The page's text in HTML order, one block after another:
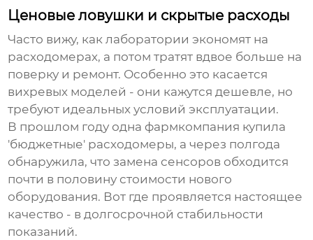
Ценовые ловушки и скрытые расходы
Часто вижу, как лаборатории экономят на
расходомерах, а потом тратят вдвое больше на
поверку и ремонт. Особенно это касается
вихревых моделей - они кажутся дешевле, но
требуют идеальных условий эксплуатации.
В прошлом году одна фармкомпания купила
'бюджетные' расходомеры, а через полгода
обнаружила, что замена сенсоров обходится
почти в половину стоимости нового
оборудования. Вот где проявляется настоящее
качество - в долгосрочной стабильности
показаний.